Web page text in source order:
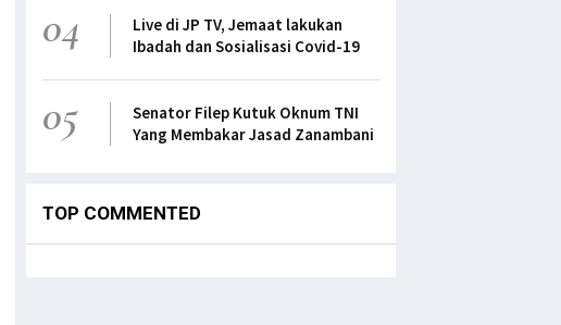
04
Live di JP TV, Jemaat lakukan
Ibadah dan Sosialisasi Covid-19
05
Senator Filep Kutuk Oknum TNI
Yang Membakar Jasad Zanambani
TOP COMMENTED